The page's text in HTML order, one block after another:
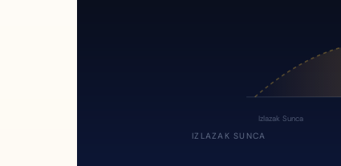
Izlazak Sunca
IZLAZAK SUNCA